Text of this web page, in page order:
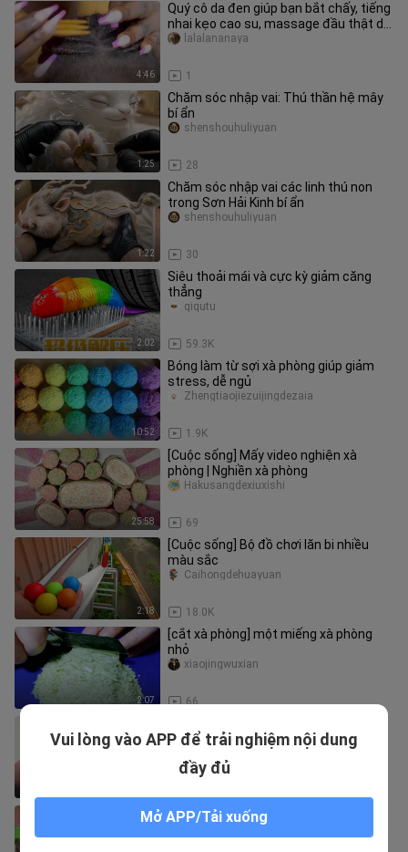
4:46
Quý cô da đen giúp bạn bắt chấy, tiếng
nhai kẹo cao su, massage đầu thật dễ
chịu
1
lalalananaya
1:25
Chăm sóc nhập vai: Thú thần hệ mây
bí ẩn
28
shenshouhuliyuan
1:22
Chăm sóc nhập vai các linh thú non
trong Sơn Hải Kinh bí ẩn
30
shenshouhuliyuan
2:02
Siêu thoải mái và cực kỳ giảm căng
thẳng
59.3K
qiqutu
10:52
Bóng làm từ sợi xà phòng giúp giảm
stress, dễ ngủ
1.9K
Zhengtiaojiezuijingdezaia
25:58
[Cuộc sống] Mấy video nghiện xà
phòng | Nghiền xà phòng
69
Hakusangdexiuxishi
2:18
[Cuộc sống] Bộ đồ chơi lăn bi nhiều
màu sắc
18.0K
Caihongdehuayuan
2:07
[cắt xà phòng] một miếng xà phòng
nhỏ
66
xiaojingwuxian
ấy bẻ thành nhiều mảnh nhỏ!
Làm sạch cây xương rồng
panghujieyashipin
Vui lòng vào APP để trải nghiệm nội dung
đầy đủ
Mở APP/Tải xuống